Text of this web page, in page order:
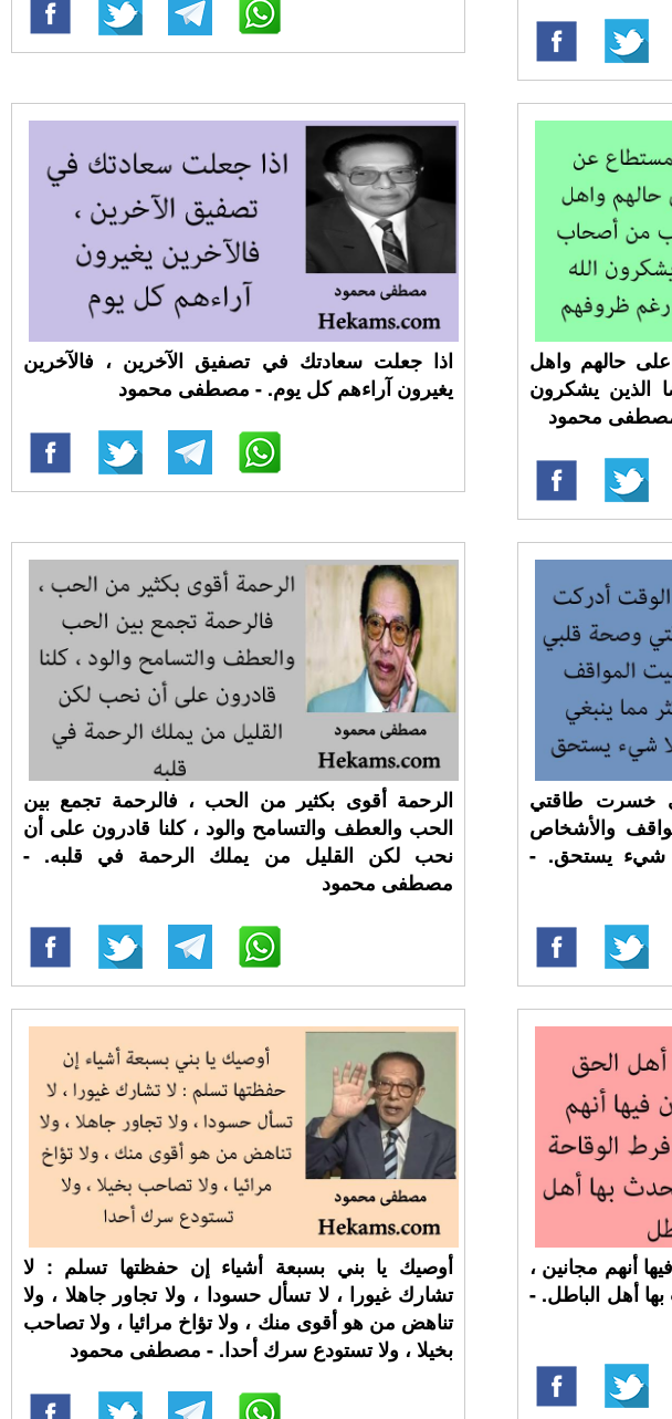
اذا جعلت سعادتك في تصفيق الآخرين ، فالآخرين
يغيرون آراءهم كل يوم. - مصطفى محمود
على حالهم واهل
الذين يشكرون
مصطفى محمود
الرحمة أقوى بكثير من الحب ، فالرحمة تجمع بين
الحب والعطف والتسامح والود ، كلنا قادرون على أن
نحب لكن القليل من يملك الرحمة في قلبه. -
مصطفى محمود
خسرت طاقتي
والأشخاص
شيء يستحق. -
أوصيك يا بني بسبعة أشياء إن حفظتها تسلم : لا
تشارك غيورا ، لا تسأل حسودا ، ولا تجاور جاهلا ، ولا
تناهض من هو أقوى منك ، ولا تؤاخ مرائيا ، ولا تصاحب
بخيلا ، ولا تستودع سرك أحدا. - مصطفى محمود
أنهم مجانين ،
أهل الباطل. -